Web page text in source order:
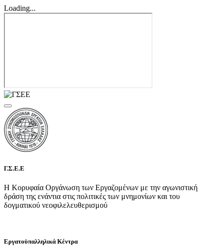
Loading...
Γ.Σ.Ε.Ε
Η Κορυφαία Οργάνωση των Εργαζομένων με την αγωνιστική
δράση της ενάντια στις πολιτικές των μνημονίων και του
δογματικού νεοφιλελευθερισμού
Εργατοϋπαλληλικά Κέντρα